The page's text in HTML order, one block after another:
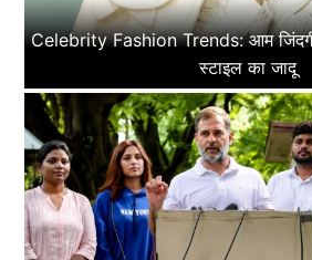
Celebrity Fashion Trends: आम
स्टाइल का जादू